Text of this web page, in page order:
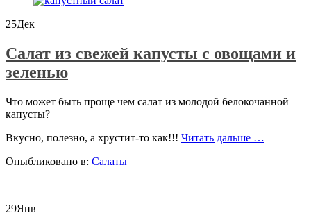
25Дек
Салат из свежей капусты с овощами и
зеленью
Что может быть проще чем салат из молодой белокочанной
капусты?
Вкусно, полезно, а хрустит-то как!!! Читать дальше …
Опыбликовано в: Салаты
29Янв